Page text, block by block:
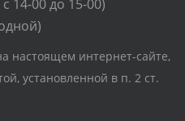
14-00 до 15-00)
настоящем интернет-сайте,
установленной в п. 2 ст.